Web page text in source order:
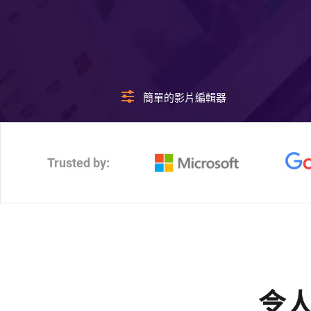
簡單的影片編輯器
Trusted by:
令